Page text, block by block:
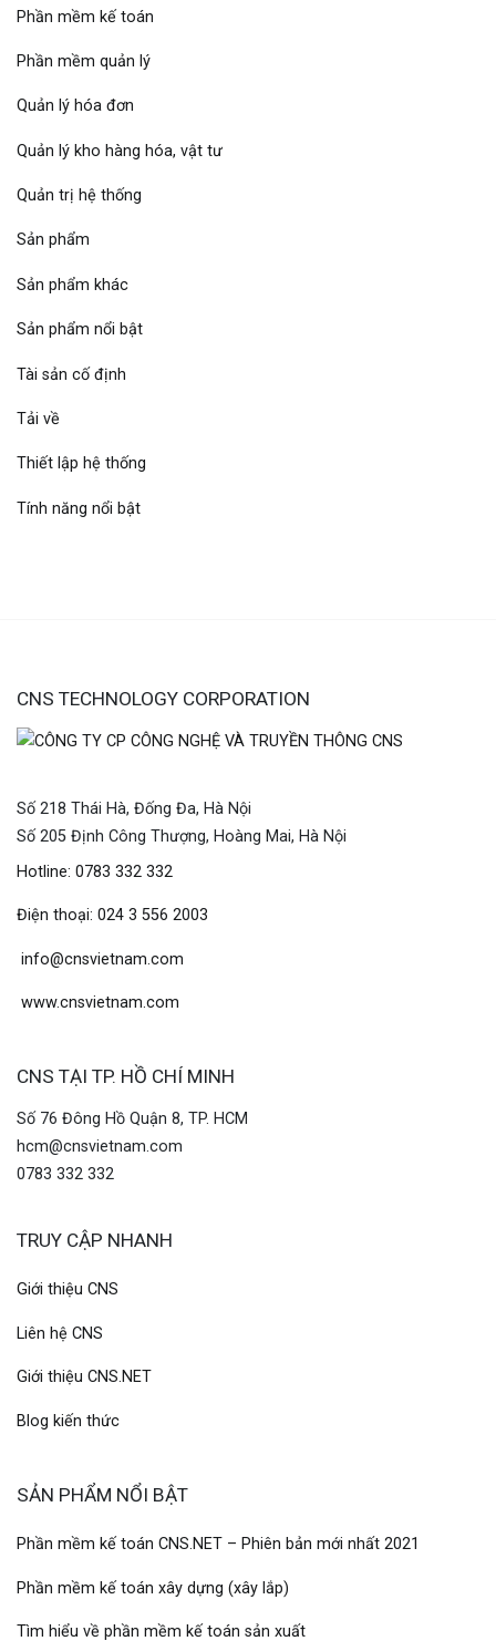
Phần mềm kế toán
Phần mềm quản lý
Quản lý hóa đơn
Quản lý kho hàng hóa, vật tư
Quản trị hệ thống
Sản phẩm
Sản phẩm khác
Sản phẩm nổi bật
Tài sản cố định
Tải về
Thiết lập hệ thống
Tính năng nổi bật
CNS TECHNOLOGY CORPORATION
Số 218 Thái Hà, Đống Đa, Hà Nội
Số 205 Định Công Thượng, Hoàng Mai, Hà Nội
Hotline: 0783 332 332
Điện thoại: 024 3 556 2003
info@cnsvietnam.com
www.cnsvietnam.com
CNS TẠI TP. HỒ CHÍ MINH
Số 76 Đông Hồ Quận 8, TP. HCM
hcm@cnsvietnam.com
0783 332 332
TRUY CẬP NHANH
Giới thiệu CNS
Liên hệ CNS
Giới thiệu CNS.NET
Blog kiến thức
SẢN PHẨM NỔI BẬT
Phần mềm kế toán CNS.NET – Phiên bản mới nhất 2021
Phần mềm kế toán xây dựng (xây lắp)
Tìm hiểu về phần mềm kế toán sản xuất